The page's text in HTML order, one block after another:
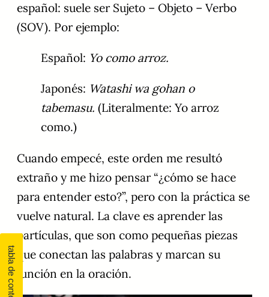
español: suele ser Sujeto – Objeto – Verbo
(SOV). Por ejemplo:
Español: Yo como arroz.
Japonés: Watashi wa gohan o
tabemasu. (Literalmente: Yo arroz
como.)
Cuando empecé, este orden me resultó
extraño y me hizo pensar “¿cómo se hace
para entender esto?”, pero con la práctica se
vuelve natural. La clave es aprender las
partículas, que son como pequeñas piezas
que conectan las palabras y marcan su
función en la oración.